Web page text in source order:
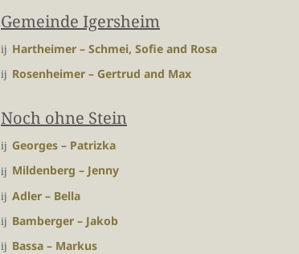
Gemeinde Igersheim
Hartheimer – Schmei, Sofie and Rosa
Rosenheimer – Gertrud and Max
Noch ohne Stein
Georges – Patrizka
Mildenberg – Jenny
Adler – Bella
Bamberger – Jakob
Bassa – Markus